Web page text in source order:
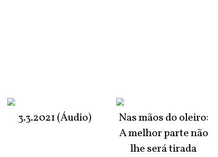
3.3.2021 (Áudio)
Nas mãos do oleiro:
A melhor parte não
lhe será tirada